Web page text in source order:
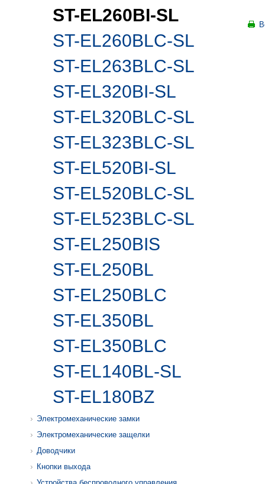
ST-EL260BI-SL
ST-EL260BLC-SL
ST-EL263BLC-SL
ST-EL320BI-SL
ST-EL320BLC-SL
ST-EL323BLC-SL
ST-EL520BI-SL
ST-EL520BLC-SL
ST-EL523BLC-SL
ST-EL250BIS
ST-EL250BL
ST-EL250BLC
ST-EL350BL
ST-EL350BLC
ST-EL140BL-SL
ST-EL180BZ
Электромеханические замки
Электромеханические защелки
Доводчики
Кнопки выхода